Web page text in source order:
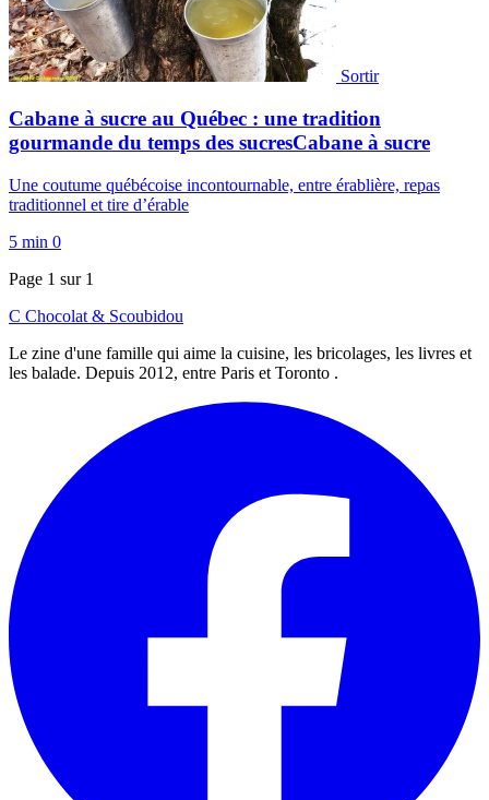
Sortir
Cabane à sucre au Québec : une tradition
gourmande du temps des sucresCabane à sucre
Une coutume québécoise incontournable, entre érablière, repas
traditionnel et tire d’érable
5 min 0
Page 1 sur 1
C Chocolat & Scoubidou
Le zine d'une famille qui aime la cuisine, les bricolages, les livres et
les balade. Depuis 2012, entre Paris et Toronto .